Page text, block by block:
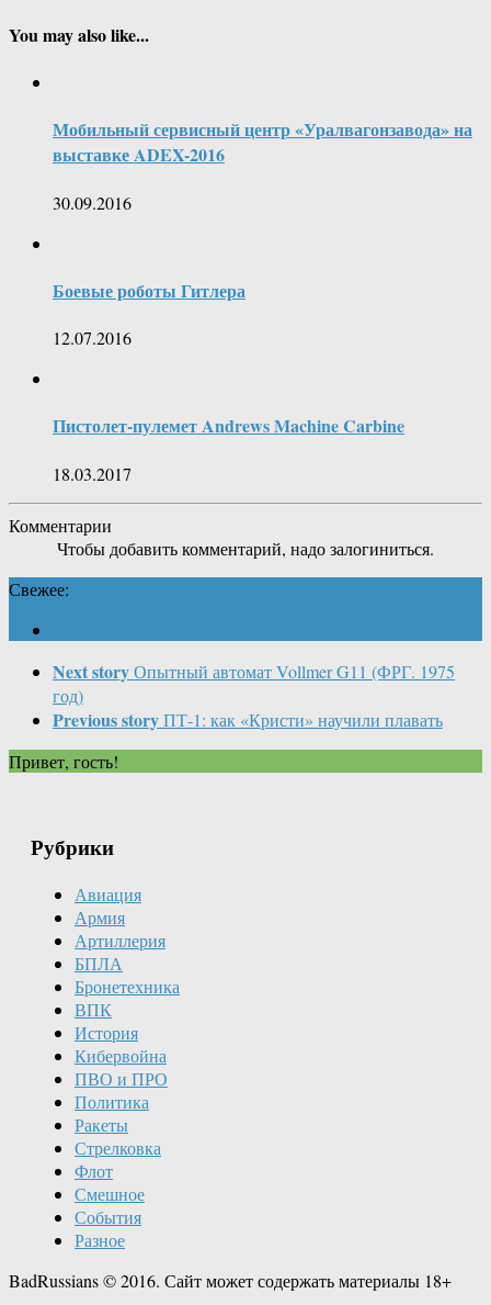
You may also like...
Мобильный сервисный центр «Уралвагонзавода» на
выставке ADEX-2016
30.09.2016
Боевые роботы Гитлера
12.07.2016
Пистолет-пулемет Andrews Machine Carbine
18.03.2017
Комментарии
Чтобы добавить комментарий, надо залогиниться.
Свежее:
Next storyОпытный автомат Vollmer G11 (ФРГ. 1975
год)
Previous storyПТ-1: как «Кристи» научили плавать
Привет, гость!
Рубрики
Авиация
Армия
Артиллерия
БПЛА
Бронетехника
ВПК
История
Кибервойна
ПВО и ПРО
Политика
Ракеты
Стрелковка
Флот
Смешное
События
Разное
BadRussians © 2016. Сайт может содержать материалы 18+